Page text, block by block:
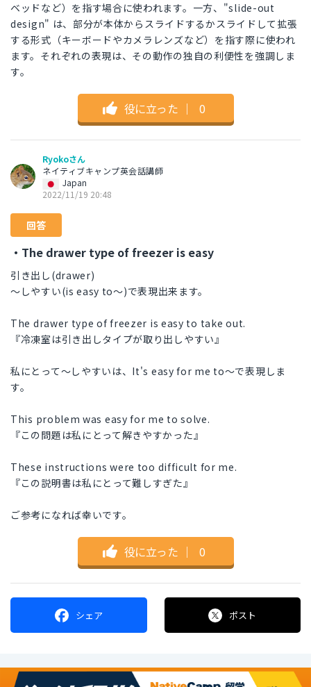
ベッドなど）を指す場合に使われます。一方、"slide-out
design" は、部分が本体からスライドするかスライドして拡張
する形式（キーボードやカメラレンズなど）を指す際に使われ
ます。それぞれの表現は、その動作の独自の利便性を強調しま
す。
役に立った ｜ 0
Ryokoさん
ネイティブキャンプ英会話講師
Japan
2022/11/19 20:48
回答
・The drawer type of freezer is easy
引き出し(drawer)
～しやすい(is easy to～)で表現出来ます。
The drawer type of freezer is easy to take out.
『冷凍室は引き出しタイプが取り出しやすい』
私にとって～しやすいは、It's easy for me to～で表現しま
す。
This problem was easy for me to solve.
『この問題は私にとって解きやすかった』
These instructions were too difficult for me.
『この説明書は私にとって難しすぎた』
ご参考になれば幸いです。
役に立った ｜ 0
シェア ポスト